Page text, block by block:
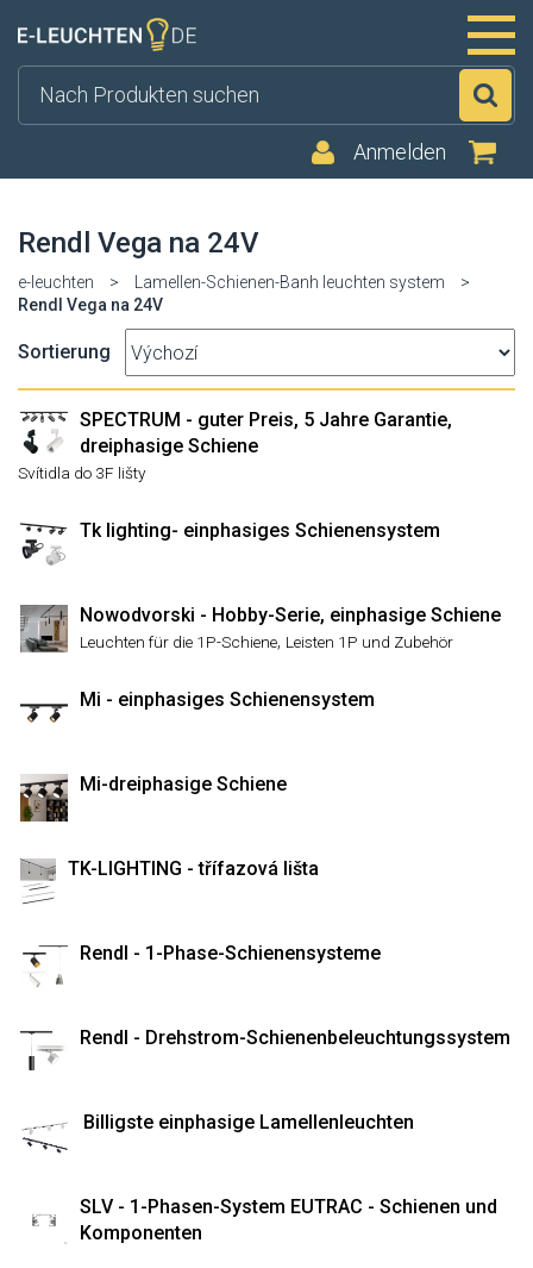
Anmelden
Rendl Vega na 24V
e-leuchten > Lamellen-Schienen-Banh leuchten system
>
Rendl Vega na 24V
Sortierung
SPECTRUM - guter Preis, 5 Jahre Garantie,
dreiphasige Schiene
Svítidla do 3F lišty
Tk lighting- einphasiges Schienensystem
Nowodvorski - Hobby-Serie, einphasige Schiene
Leuchten für die 1P-Schiene, Leisten 1P und Zubehör
Mi - einphasiges Schienensystem
Mi-dreiphasige Schiene
TK-LIGHTING - třífazová lišta
Rendl - 1-Phase-Schienensysteme
Rendl - Drehstrom-Schienenbeleuchtungssystem
Billigste einphasige Lamellenleuchten
SLV - 1-Phasen-System EUTRAC - Schienen und
Komponenten